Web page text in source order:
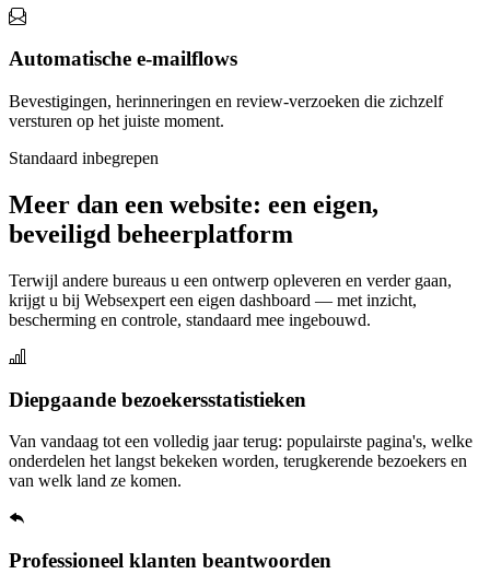
Automatische e-mailflows
Bevestigingen, herinneringen en review-verzoeken die zichzelf
versturen op het juiste moment.
Standaard inbegrepen
Meer dan een website: een eigen,
beveiligd beheerplatform
Terwijl andere bureaus u een ontwerp opleveren en verder gaan,
krijgt u bij Websexpert een eigen dashboard — met inzicht,
bescherming en controle, standaard mee ingebouwd.
Diepgaande bezoekersstatistieken
Van vandaag tot een volledig jaar terug: populairste pagina's, welke
onderdelen het langst bekeken worden, terugkerende bezoekers en
van welk land ze komen.
Professioneel klanten beantwoorden